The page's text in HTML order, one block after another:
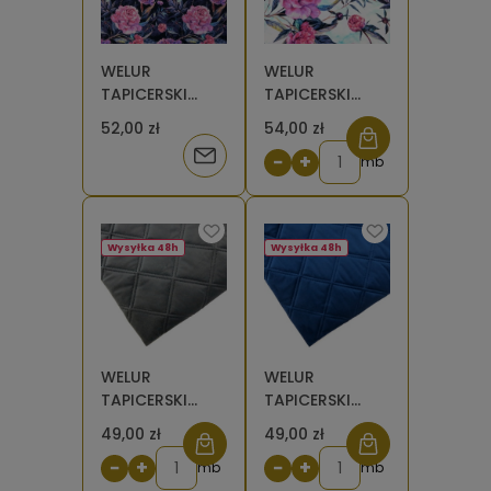
WELUR
TAPICERSKI
Piwonie na
czarnym
52,00 zł
Powiadom
o
dostępności
WELUR
TAPICERSKI
Piwonie na
miętowym [6-
8]
54,00 zł
− + mb
WELUR
TAPICERSKI
Riviera szary 95
pikowany -
duży kwadrat
49,00 zł
Wysyłka 48h
− + mb
WELUR
TAPICERSKI
Riviera
granatowy 81
pikowany -
49,00 zł
Wysyłka 48h
− + mb